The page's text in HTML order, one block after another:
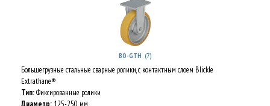
BO-GTH (7)
Большегрузные стальные сварные ролики, с контактным слоем Blickle
Extrathane®
Тип:Фиксированные ролики
Диаметр: 125-250 мм